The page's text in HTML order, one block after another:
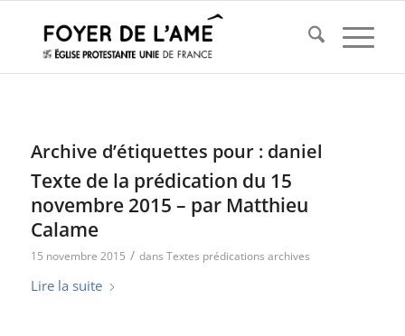
Archive d’étiquettes pour : daniel
Texte de la prédication du 15
novembre 2015 – par Matthieu
Calame
15 novembre 2015 / dans Textes prédications archives
Lire la suite